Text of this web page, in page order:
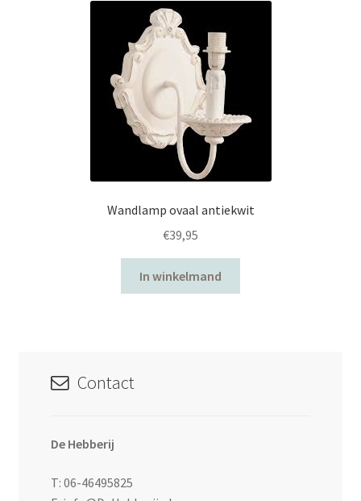
Wandlamp ovaal antiekwit
€39,95
In winkelmand
Contact
De Hebberij
T: 06-46495825